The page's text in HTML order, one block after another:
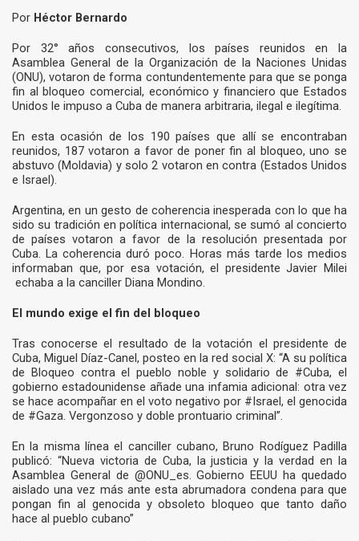
Por Héctor Bernardo
Por 32° años consecutivos, los países reunidos en la
Asamblea General de la Organización de la Naciones Unidas
(ONU), votaron de forma contundentemente para que se ponga
fin al bloqueo comercial, económico y financiero que Estados
Unidos le impuso a Cuba de manera arbitraria, ilegal e ilegítima.
En esta ocasión de los 190 países que allí se encontraban
reunidos, 187 votaron a favor de poner fin al bloqueo, uno se
abstuvo (Moldavia) y solo 2 votaron en contra (Estados Unidos
e Israel).
Argentina, en un gesto de coherencia inesperada con lo que ha
sido su tradición en política internacional, se sumó al concierto
de países votaron a favor de la resolución presentada por
Cuba. La coherencia duró poco. Horas más tarde los medios
informaban que, por esa votación, el presidente Javier Milei
echaba a la canciller Diana Mondino.
El mundo exige el fin del bloqueo
Tras conocerse el resultado de la votación el presidente de
Cuba, Miguel Díaz-Canel, posteo en la red social X: “A su política
de Bloqueo contra el pueblo noble y solidario de #Cuba, el
gobierno estadounidense añade una infamia adicional: otra vez
se hace acompañar en el voto negativo por #Israel, el genocida
de #Gaza. Vergonzoso y doble prontuario criminal”.
En la misma línea el canciller cubano, Bruno Rodíguez Padilla
publicó: “Nueva victoria de Cuba, la justicia y la verdad en la
Asamblea General de @ONU_es. Gobierno EEUU ha quedado
aislado una vez más ante esta abrumadora condena para que
pongan fin al genocida y obsoleto bloqueo que tanto daño
hace al pueblo cubano”